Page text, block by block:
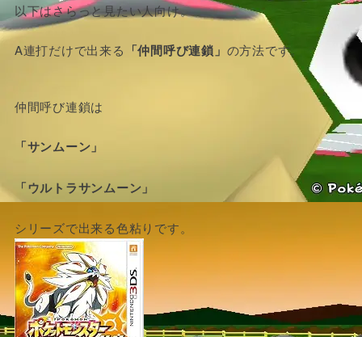
以下はさらっと見たい人向け。
A連打だけで出来る 「仲間呼び連鎖」 の方法です。
仲間呼び連鎖は
「サンムーン」
「ウルトラサンムーン」
シリーズで出来る色粘りです。